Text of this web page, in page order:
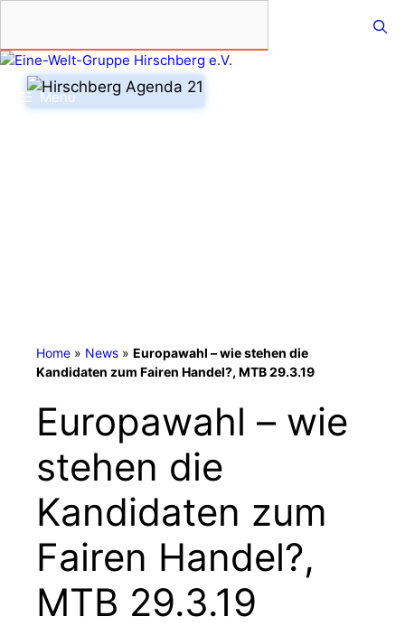
springen
Menü
Home » News » Europawahl – wie stehen die
Kandidaten zum Fairen Handel?, MTB 29.3.19
Europawahl – wie
stehen die
Kandidaten zum
Fairen Handel?,
MTB 29.3.19